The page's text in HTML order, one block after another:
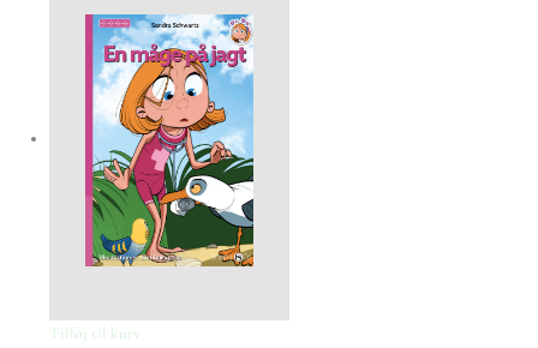
Tilføj til kurv